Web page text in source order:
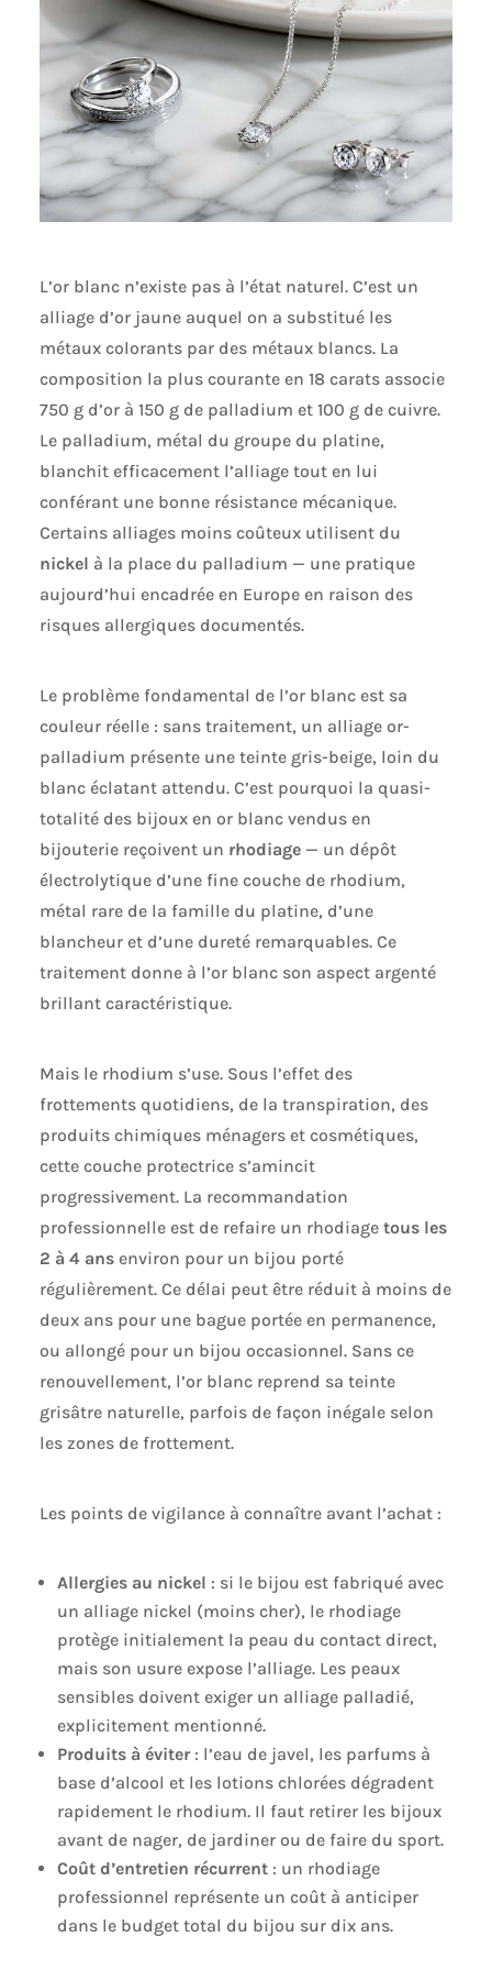
L’or blanc n’existe pas à l’état naturel. C’est un
alliage d’or jaune auquel on a substitué les
métaux colorants par des métaux blancs. La
composition la plus courante en 18 carats associe
750 g d’or à 150 g de palladium et 100 g de cuivre.
Le palladium, métal du groupe du platine,
blanchit efficacement l’alliage tout en lui
conférant une bonne résistance mécanique.
Certains alliages moins coûteux utilisent du
nickel à la place du palladium — une pratique
aujourd’hui encadrée en Europe en raison des
risques allergiques documentés.
Le problème fondamental de l’or blanc est sa
couleur réelle : sans traitement, un alliage or-
palladium présente une teinte gris-beige, loin du
blanc éclatant attendu. C’est pourquoi la quasi-
totalité des bijoux en or blanc vendus en
bijouterie reçoivent un rhodiage— un dépôt
électrolytique d’une fine couche de rhodium,
métal rare de la famille du platine, d’une
blancheur et d’une dureté remarquables. Ce
traitement donne à l’or blanc son aspect argenté
brillant caractéristique.
Mais le rhodium s’use. Sous l’effet des
frottements quotidiens, de la transpiration, des
produits chimiques ménagers et cosmétiques,
cette couche protectrice s’amincit
progressivement. La recommandation
professionnelle est de refaire un rhodiage tous les
2 à 4 ansenviron pour un bijou porté
régulièrement. Ce délai peut être réduit à moins de
deux ans pour une bague portée en permanence,
ou allongé pour un bijou occasionnel. Sans ce
renouvellement, l’or blanc reprend sa teinte
grisâtre naturelle, parfois de façon inégale selon
les zones de frottement.
Les points de vigilance à connaître avant l’achat :
Allergies au nickel : si le bijou est fabriqué avec
un alliage nickel (moins cher), le rhodiage
protège initialement la peau du contact direct,
mais son usure expose l’alliage. Les peaux
sensibles doivent exiger un alliage palladié,
explicitement mentionné.
Produits à éviter: l’eau de javel, les parfums à
base d’alcool et les lotions chlorées dégradent
rapidement le rhodium. Il faut retirer les bijoux
avant de nager, de jardiner ou de faire du sport.
Coût d’entretien récurrent: un rhodiage
professionnel représente un coût à anticiper
dans le budget total du bijou sur dix ans.